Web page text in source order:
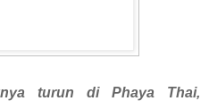
turun di Phaya Thai,